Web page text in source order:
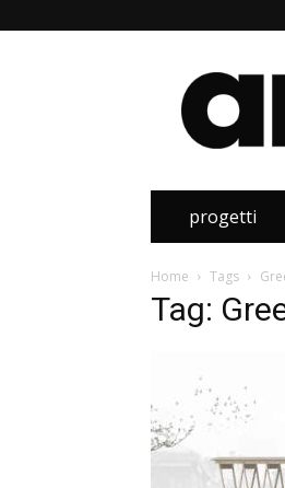
Area
progetti
Home Tags
Tag: